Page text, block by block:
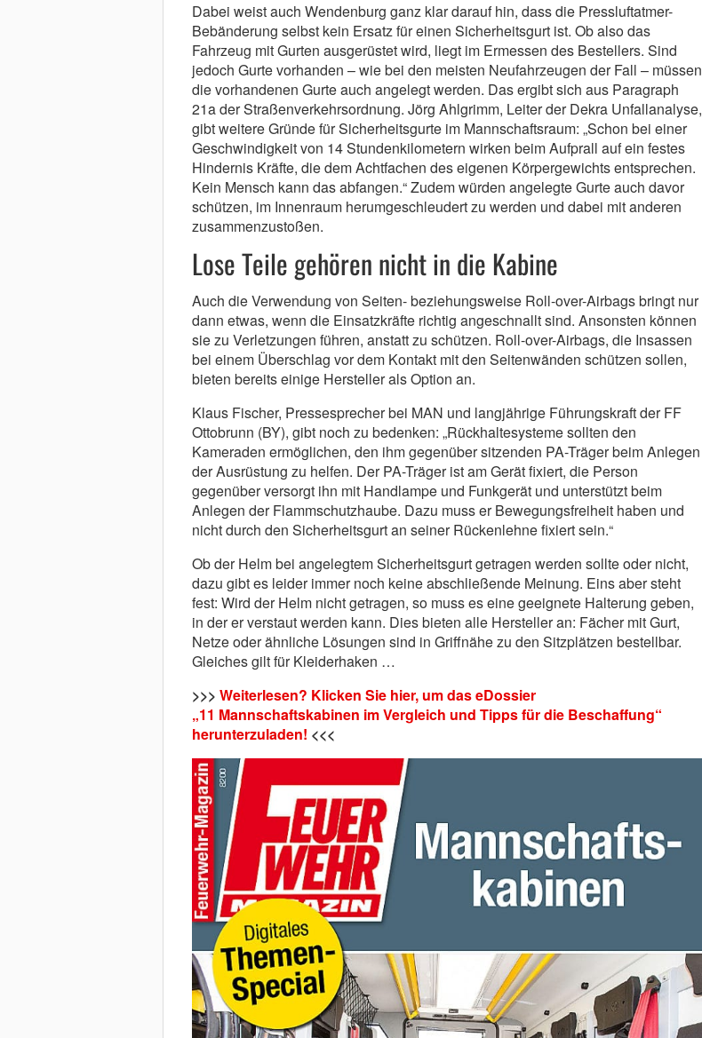
Dabei weist auch Wendenburg ganz klar darauf hin, dass die Pressluftatmer-
Bebänderung selbst kein Ersatz für einen Sicherheitsgurt ist. Ob also das
Fahrzeug mit Gurten ausgerüstet wird, liegt im Ermessen des Bestellers. Sind
jedoch Gurte vorhanden – wie bei den meisten Neufahrzeugen der Fall – müssen
die vorhandenen Gurte auch angelegt werden. Das ergibt sich aus Paragraph
21a der Straßenverkehrsordnung. Jörg Ahlgrimm, Leiter der Dekra Unfallanalyse,
gibt weitere Gründe für Sicherheitsgurte im Mannschaftsraum: „Schon bei einer
Geschwindigkeit von 14 Stundenkilometern wirken beim Aufprall auf ein festes
Hindernis Kräfte, die dem Achtfachen des eigenen Körpergewichts entsprechen.
Kein Mensch kann das abfangen.“ Zudem würden angelegte Gurte auch davor
schützen, im Innenraum herumgeschleudert zu werden und dabei mit anderen
zusammenzustoßen.
Lose Teile gehören nicht in die Kabine
Auch die Verwendung von Seiten- beziehungsweise Roll-over-Airbags bringt nur
dann etwas, wenn die Einsatzkräfte richtig angeschnallt sind. Ansonsten können
sie zu Verletzungen führen, anstatt zu schützen. Roll-over-Airbags, die Insassen
bei einem Überschlag vor dem Kontakt mit den Seitenwänden schützen sollen,
bieten bereits einige Hersteller als Option an.
Klaus Fischer, Pressesprecher bei MAN und langjährige Führungskraft der FF
Ottobrunn (BY), gibt noch zu bedenken: „Rückhaltesysteme sollten den
Kameraden ermöglichen, den ihm gegenüber sitzenden PA-Träger beim Anlegen
der Ausrüstung zu helfen. Der PA-Träger ist am Gerät fixiert, die Person
gegenüber versorgt ihn mit Handlampe und Funkgerät und unterstützt beim
Anlegen der Flammschutzhaube. Dazu muss er Bewegungsfreiheit haben und
nicht durch den Sicherheitsgurt an seiner Rückenlehne fixiert sein.“
Ob der Helm bei angelegtem Sicherheitsgurt getragen werden sollte oder nicht,
dazu gibt es leider immer noch keine abschließende Meinung. Eins aber steht
fest: Wird der Helm nicht getragen, so muss es eine geeignete Halterung geben,
in der er verstaut werden kann. Dies bieten alle Hersteller an: Fächer mit Gurt,
Netze oder ähnliche Lösungen sind in Griffnähe zu den Sitzplätzen bestellbar.
Gleiches gilt für Kleiderhaken …
>>> Weiterlesen? Klicken Sie hier, um das eDossier
„11 Mannschaftskabinen im Vergleich und Tipps für die Beschaffung“
herunterzuladen! <<<